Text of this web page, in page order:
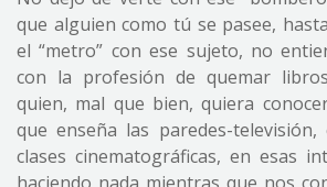
que alguien como tú se pasee,
el “metro” con ese sujeto, no
con la profesión de quemar
quien, mal que bien, quiera
que enseña las paredes-
clases cinematográficas, en esas